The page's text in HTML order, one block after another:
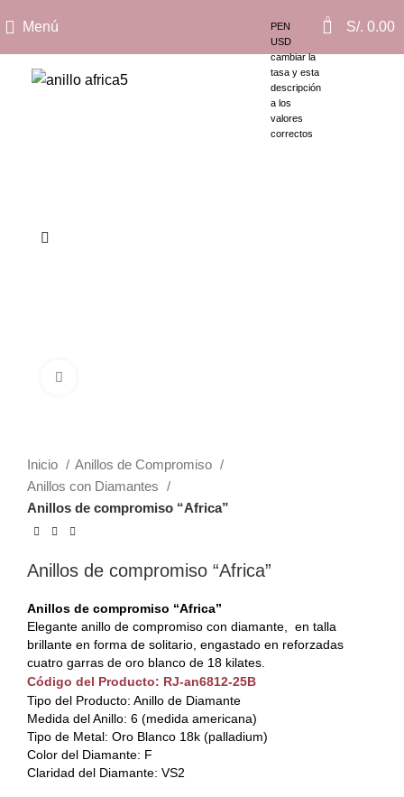
Menú
PEN
USD
cambiar la
tasa y esta
descripción
a los
valores
correctos
0 S/. 0.00
Inicio
Anillos de Compromiso
Anillos con Diamantes
Anillos de compromiso “Africa”
Anillos de compromiso “Africa”
Anillos de compromiso “Africa”
Elegante anillo de compromiso con diamante, en talla
brillante en forma de solitario, engastado en reforzadas
cuatro garras de oro blanco de 18 kilates.
Código del Producto: RJ-an6812-25B
Tipo del Producto: Anillo de Diamante
Medida del Anillo: 6 (medida americana)
Tipo de Metal: Oro Blanco 18k (palladium)
Color del Diamante: F
Claridad del Diamante: VS2